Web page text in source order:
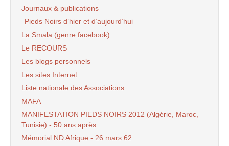
Journaux & publications
Pieds Noirs d’hier et d’aujourd’hui
La Smala (genre facebook)
Le RECOURS
Les blogs personnels
Les sites Internet
Liste nationale des Associations
MAFA
MANIFESTATION PIEDS NOIRS 2012 (Algérie, Maroc,
Tunisie) - 50 ans après
Mémorial ND Afrique - 26 mars 62